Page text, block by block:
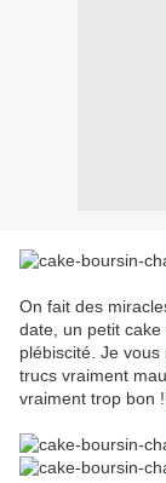
On fait des
date, un petit
plébiscité. Je
trucs vraiment
vraiment trop bon